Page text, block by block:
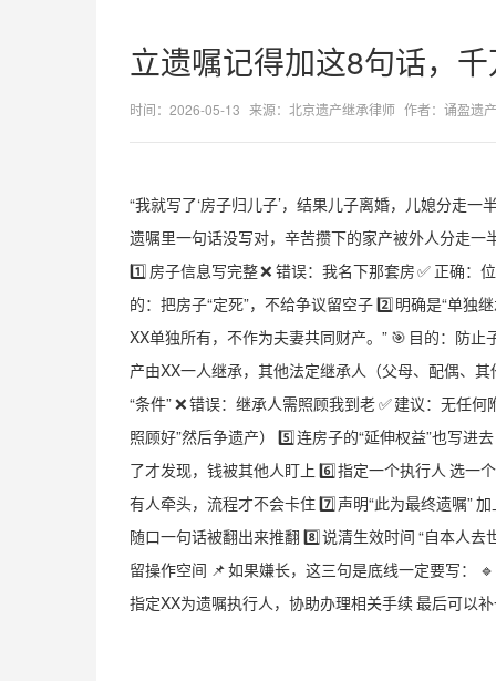
立遗嘱记得加这8句话，
时间：2026-05-13 来源：北京遗产继承律师 作者：诵盈遗
“我就写了‘房子归儿子’，结果儿子离婚，儿媳分走
遗嘱里一句话没写对，辛苦攒下的家产被外人分走
1️⃣ 房子信息写完整 ❌ 错误：我名下那套房 ✅ 正确
的：把房子“定死”，不给争议留空子 2️⃣ 明确是“单独
XX单独所有，不作为夫妻共同财产。” 🎯 目的：防止
产由XX一人继承，其他法定继承人（父母、配偶、
“条件” ❌ 错误：继承人需照顾我到老 ✅ 建议：无任
照顾好”然后争遗产） 5️⃣ 连房子的“延伸权益”也写
了才发现，钱被其他人盯上 6️⃣ 指定一个执行人 选一
有人牵头，流程才不会卡住 7️⃣ 声明“此为最终遗嘱”
随口一句话被翻出来推翻 8️⃣ 说清生效时间 “自本人
留操作空间 📌 如果嫌长，这三句是底线一定要写：
指定XX为遗嘱执行人，协助办理相关手续 最后可以